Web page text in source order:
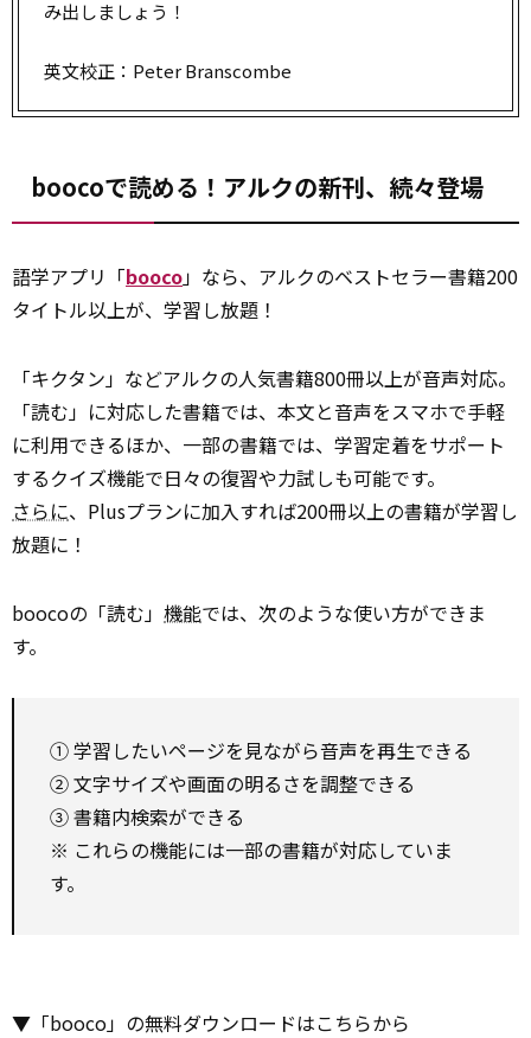
み出しましょう！
英文校正：Peter Branscombe
boocoで読める！アルクの新刊、続々登場
語学アプリ「booco」なら、アルクのベストセラー書籍200
タイトル以上が、学習し放題！
「キクタン」などアルクの人気書籍800冊以上が音声対応。
「読む」に対応した書籍では、本文と音声をスマホで手軽
に利用できるほか、一部の書籍では、学習定着をサポート
するクイズ機能で日々の復習や力試しも可能です。
さらに、Plusプランに加入すれば200冊以上の書籍が学習し
放題に！
boocoの「読む」 機能では、次のような使い方ができま
す。
① 学習したいページを見ながら音声を再生できる
② 文字サイズや画面の明るさを調整できる
③ 書籍内検索ができる
※ これらの機能には一部の書籍が対応していま
す。
▼「booco」の無料ダウンロードはこちらから